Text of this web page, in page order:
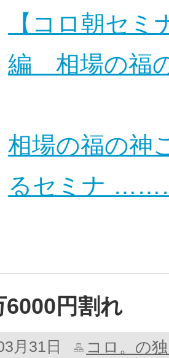
【コロ朝セ
編 相場の福
相場の福の神
るセミナ
6000円割れ
月31日 コロ。の